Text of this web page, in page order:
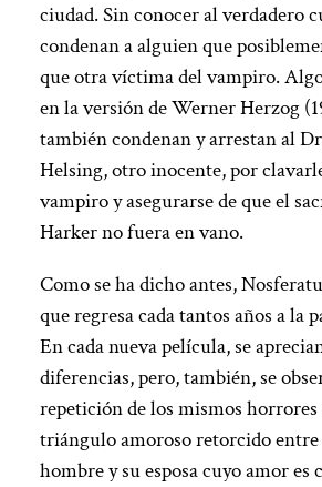
ciudad. Sin conocer al verdadero
condenan a alguien que
que otra víctima del vampiro.
en la versión de Werner Herzog
también condenan y arrestan al
Helsing, otro inocente, por
vampiro y asegurarse de que el
Harker no fuera en vano.
Como se ha dicho antes,
que regresa cada tantos años a la
En cada nueva película, se
diferencias, pero, también, se
repetición de los mismos
triángulo amoroso retorcido
hombre y su esposa cuyo amor es